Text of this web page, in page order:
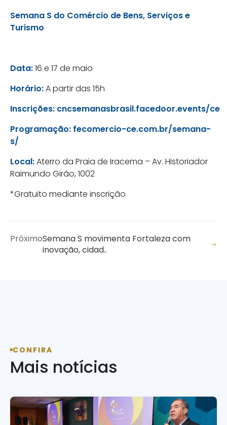
Semana S do Comércio de Bens, Serviços e
Turismo
Data:16 e 17 de maio
Horário:A partir das 15h
Inscrições: cncsemanasbrasil.facedoor.events/ce
Programação: fecomercio-ce.com.br/semana-
s/
Local:Aterro da Praia de Iracema – Av. Historiador
Raimundo Girão, 1002
*Gratuito mediante inscrição
PróximoSemana S movimenta Fortaleza com
inovação, cidad..
CONFIRA
Mais notícias